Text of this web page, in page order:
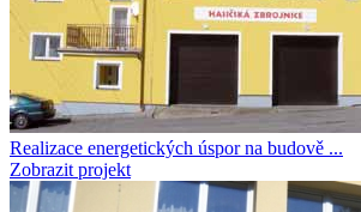
Realizace energetických úspor na budově ...
Zobrazit projekt